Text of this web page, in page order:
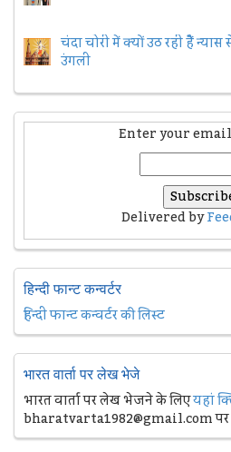
चंदा चोरी में क्यों उठ रही हैैं
उंगली
Enter your
Delivered by
हिन्दी फान्ट कन्वर्टर
हिन्दी फान्ट कन्वर्टर की लिस्ट
भारत वार्ता पर लेख भेजे
भारत वार्ता पर लेख भेजने के लिएयहां
bharatvarta1982@gmail.com